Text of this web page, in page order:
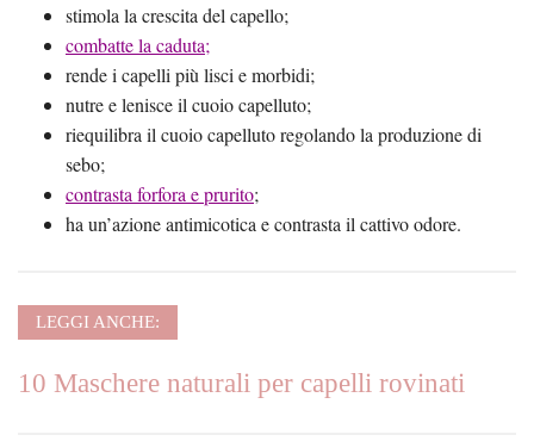
stimola la crescita del capello;
combatte la caduta;
rende i capelli più lisci e morbidi;
nutre e lenisce il cuoio capelluto;
riequilibra il cuoio capelluto regolando la produzione di
sebo;
contrasta forfora e prurito;
ha un’azione antimicotica e contrasta il cattivo odore.
LEGGI ANCHE:
10 Maschere naturali per capelli rovinati